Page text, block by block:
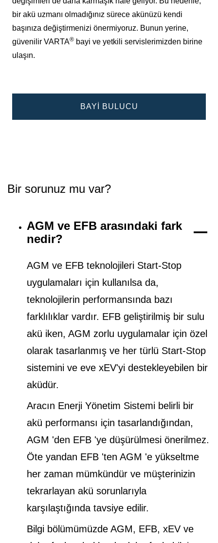
bir akü uzmanı olmadığınız sürece akünüzü kendi
başınıza değiştirmenizi önermiyoruz. Bunun yerine,
güvenilir VARTA® bayi ve yetkili servislerimizden birine
ulaşın.
BAYI BULUCU
Bir sorunuz mu var?
AGM ve EFB arasındaki fark
nedir?
AGM ve EFB teknolojileri Start-Stop
uygulamaları için kullanılsa da,
teknolojilerin performansında bazı
farklılıklar vardır. EFB geliştirilmiş bir sulu
akü iken, AGM zorlu uygulamalar için özel
olarak tasarlanmış ve her türlü Start-Stop
sistemini ve eve xEV'yi destekleyebilen bir
aküdür.
Aracın Enerji Yönetim Sistemi belirli bir
akü performansı için tasarlandığından,
AGM 'den EFB 'ye düşürülmesi önerilmez.
Öte yandan EFB 'ten AGM 'e yükseltme
her zaman mümkündür ve müşterinizin
tekrarlayan akü sorunlarıyla
karşılaştığında tavsiye edilir.
Bilgi bölümümüzde AGM, EFB, xEV ve